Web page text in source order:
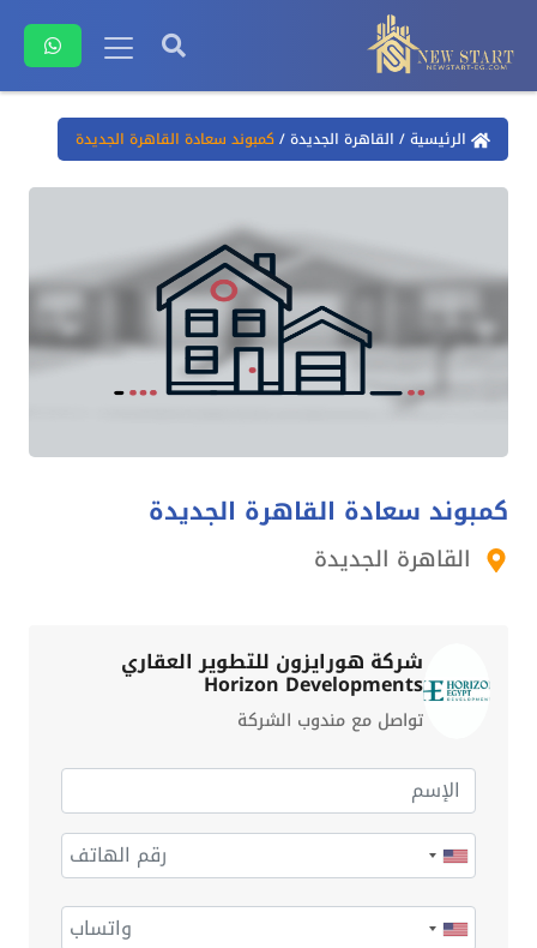
الرئيسية/ القاهرة الجديدة/كمبوند سعادة القاهرة الجديدة
كمبوند سعادة القاهرة الجديدة
القاهرة الجديدة
شركة هورايزون للتطوير العقاري
Horizon Developments
تواصل مع مندوب الشركة